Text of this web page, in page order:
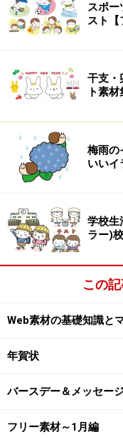
イチョウのフ
どんぐりのフ
スポー
スト【
干支・
ト素材
梅雨の
いいイ
学校生
ラー)
この
Web素材の基礎知識と
年賀状
バースデー＆メッセー
フリー素材～1月編